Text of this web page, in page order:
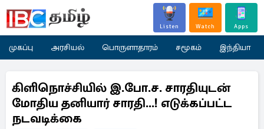
Listen Watch Apps
முகப்பு அரசியல் பொருளாதாரம் சமூகம் இந்தியா
கிளிநொச்சியில் இ.போ.ச. சாரதியுடன்
மோதிய தனியார் சாரதி...! எடுக்கப்பட்ட
நடவடிக்கை